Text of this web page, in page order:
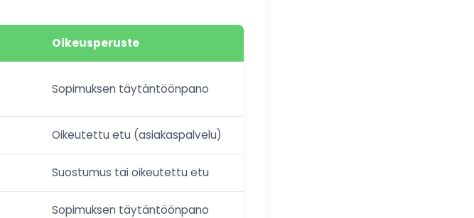
Oikeusperuste
Sopimuksen täytäntöönpano
Oikeutettu etu (asiakaspalvelu)
Suostumus tai oikeutettu etu
Sopimuksen täytäntöönpano